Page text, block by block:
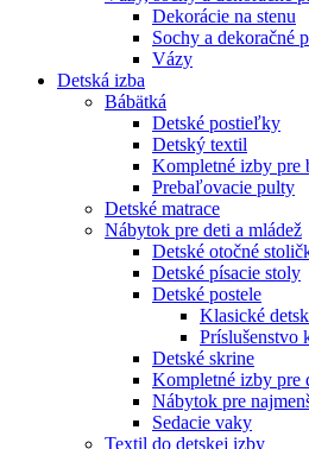
Dekorácie na stenu
Sochy a dekoračné
Vázy
Detská izba
Bábätká
Detské postieľky
Detský textil
Kompletné izby pre
Prebaľovacie pulty
Detské matrace
Nábytok pre deti a mládež
Detské otočné
Detské písacie stoly
Detské postele
Klasické
Príslušenstvo
Detské skrine
Kompletné izby pre
Nábytok pre
Sedacie vaky
Textil do detskej izby